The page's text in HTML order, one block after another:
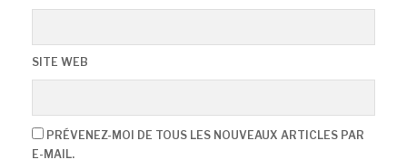
SITE WEB
PRÉVENEZ-MOI DE TOUS LES NOUVEAUX ARTICLES PAR
E-MAIL.